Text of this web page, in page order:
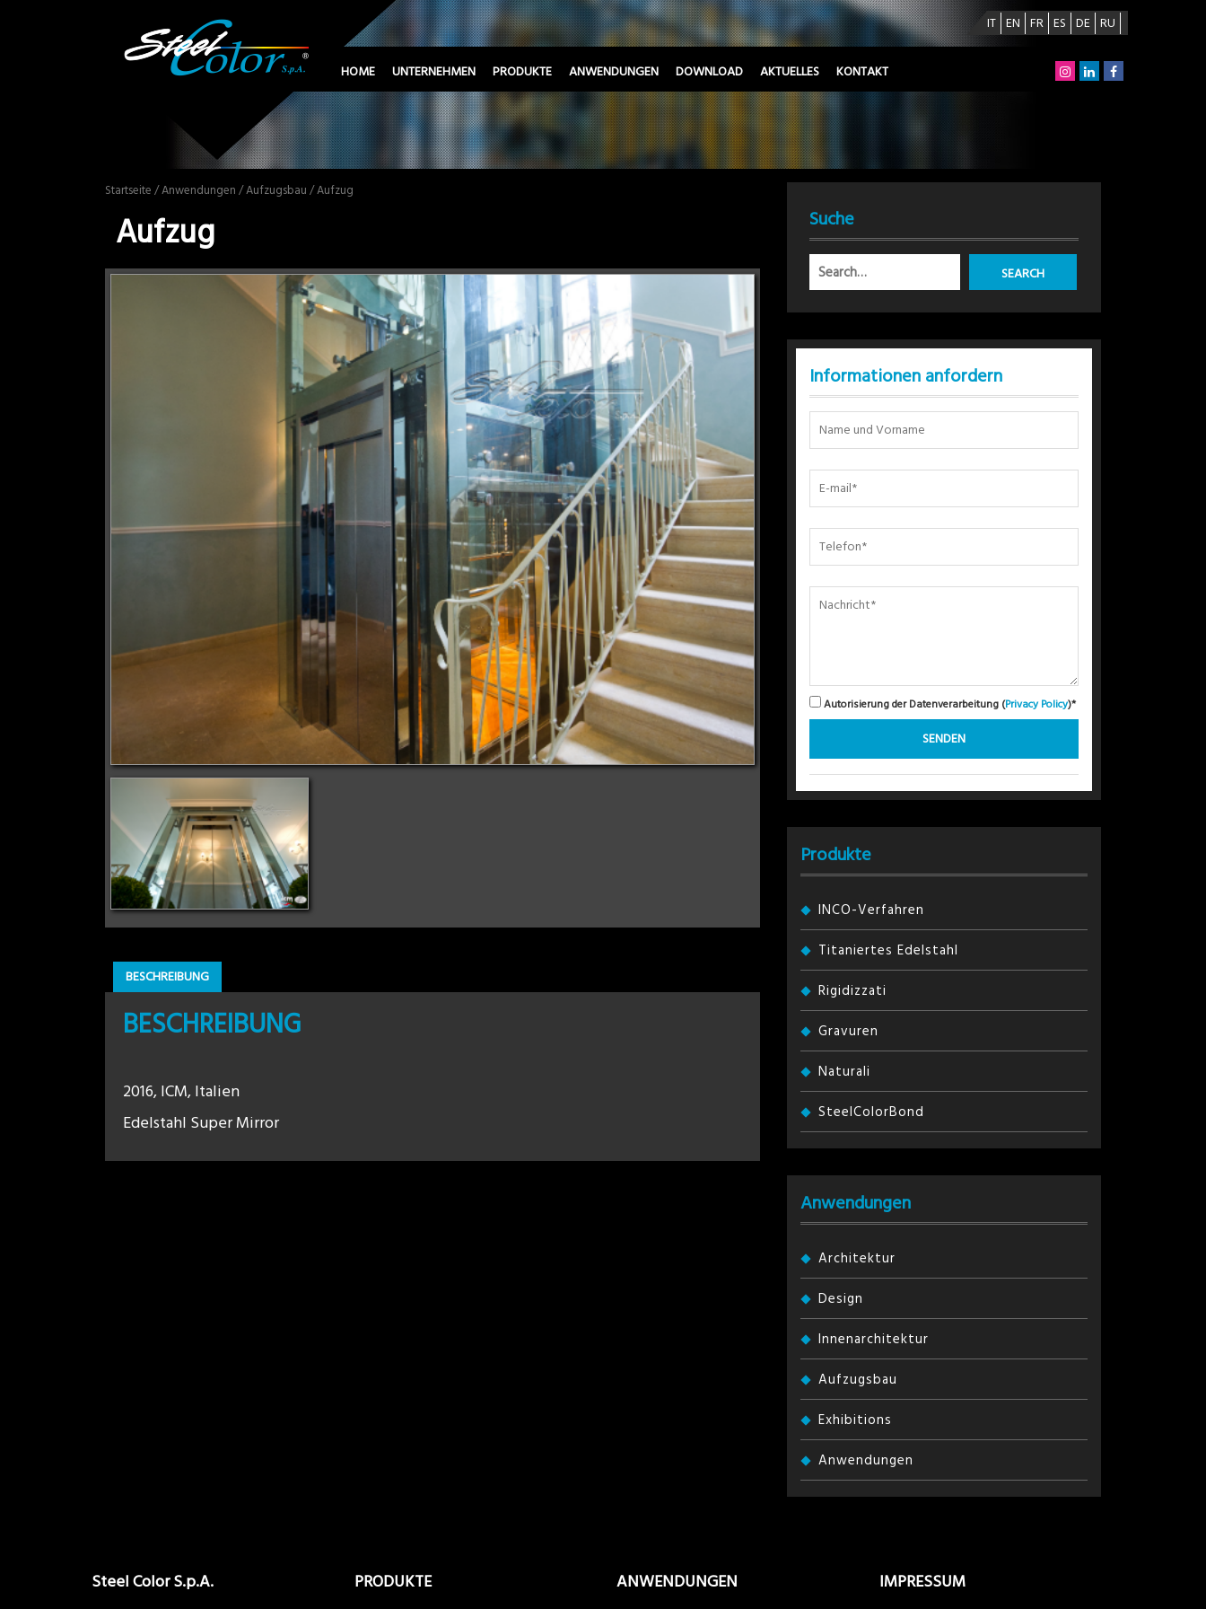
IT EN FR ES DE RU
HOME UNTERNEHMEN PRODUKTE ANWENDUNGEN DOWNLOAD AKTUELLES KONTAKT
Startseite /Anwendungen /Aufzugsbau / Aufzug
Aufzug
BESCHREIBUNG
BESCHREIBUNG
2016, ICM, Italien
Edelstahl Super Mirror
Suche
Informationen anfordern
Autorisierung der Datenverarbeitung (Privacy Policy)*
Produkte
INCO-Verfahren
Titaniertes Edelstahl
Rigidizzati
Gravuren
Naturali
SteelColorBond
Anwendungen
Architektur
Design
Innenarchitektur
Aufzugsbau
Exhibitions
Anwendungen
Steel Color S.p.A. PRODUKTE ANWENDUNGEN IMPRESSUM